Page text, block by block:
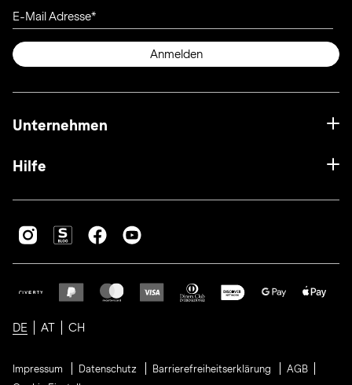
E-Mail Adresse
Anmelden
Unternehmen
Hilfe
DE AT CH
Impressum Datenschutz Barrierefreiheitserklärung
AGB